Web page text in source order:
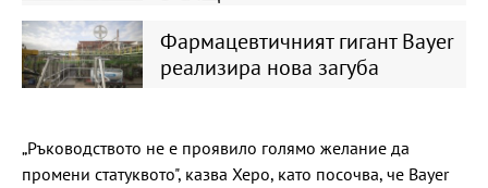
Фармацевтичният гигант Bayer
реализира нова загуба
„Ръководството не е проявило голямо желание да
промени статуквото", казва Херо, като посочва, че Bayer